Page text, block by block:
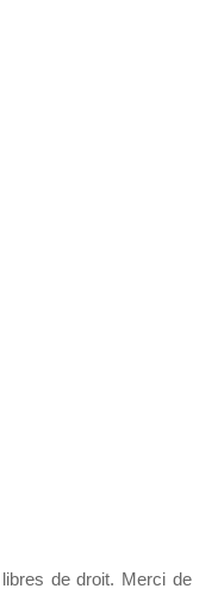
de droit. Merci de